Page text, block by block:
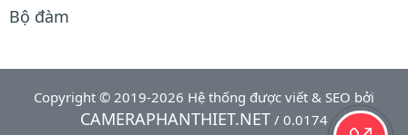
Bộ đàm
Copyright © 2019-2026 Hệ thống được viết & SEO bởi
CAMERAPHANTHIET.NET / 0.0174